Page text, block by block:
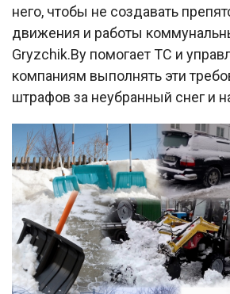
него, чтобы не создавать
движения и работы
Gryzchik.By помогает ТС и
компаниям выполнять эти
штрафов за неубранный снег и